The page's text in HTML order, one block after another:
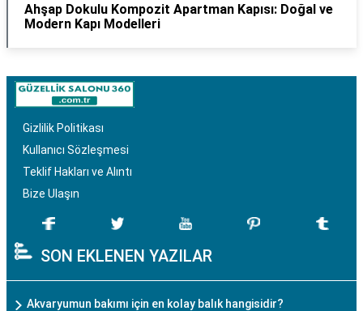
Ahşap Dokulu Kompozit Apartman Kapısı: Doğal ve
Modern Kapı Modelleri
Gizlilik Politikası
Kullanıcı Sözleşmesi
Teklif Hakları ve Alıntı
Bize Ulaşın
SON EKLENEN YAZILAR
Akvaryumun bakımı için en kolay balık hangisidir?